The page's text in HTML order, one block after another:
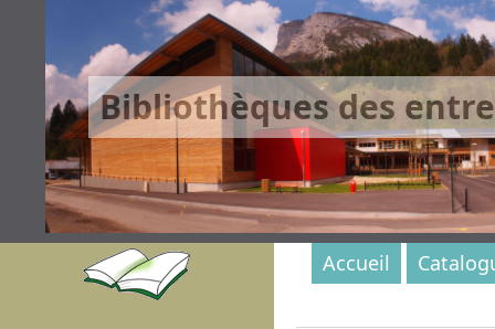
Bibliothèques des
Accueil